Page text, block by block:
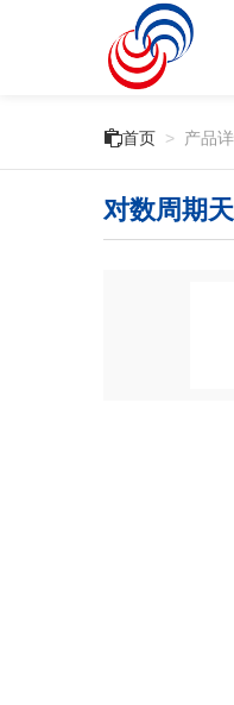
首页 > 产品
对数周期